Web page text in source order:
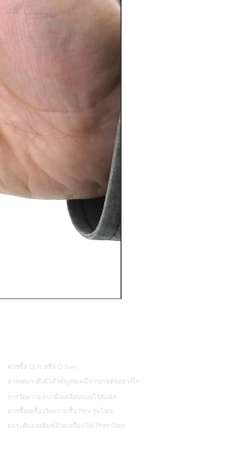
ควรซื้อ QUV หรือ Q-Sun
สารลดแรงตึงผิวสำคัญต่อเคมีการเกษตรอย่างไร
การวัดความหนาผิวเคลือบแบบไร้สัมผัส
ควรซื้อเครื่องวัดความชื้น Mini รุ่นไหน
ยกระดับงานพิมพ์ด้วยเครื่อง RK Print Coat